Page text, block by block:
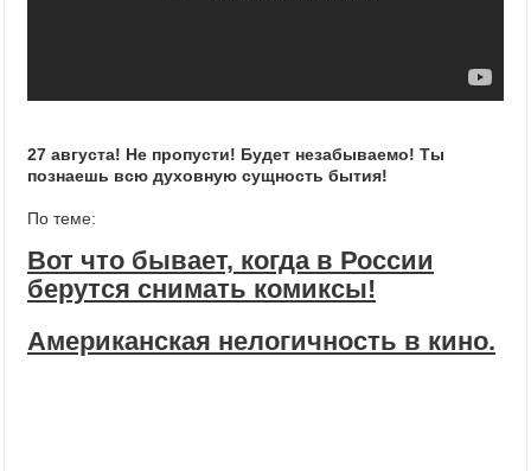
27 августа! Не пропусти! Будет незабываемо! Ты
познаешь всю духовную сущность бытия!
По теме:
Вот что бывает, когда в России
берутся снимать комиксы!
Американская нелогичность в кино.